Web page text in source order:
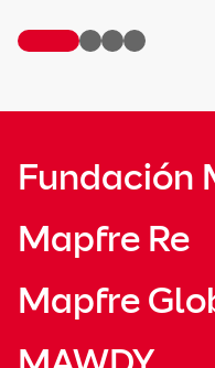
Fundación
Mapfre Re
Mapfre